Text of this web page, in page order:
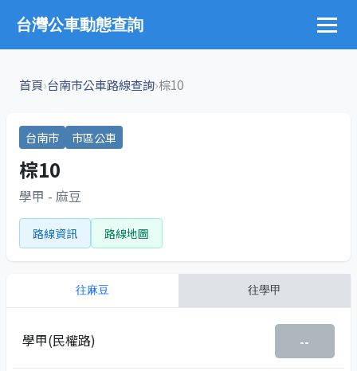
台灣公車動態查詢
首頁›台南市公車路線查詢›棕10
台南市 市區公車
棕10
學甲 - 麻豆
路線資訊 路線地圖
往麻豆 往學甲
學甲(民權路) --